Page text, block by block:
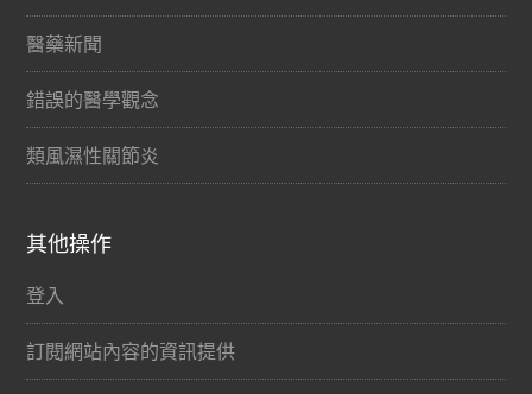
醫藥新聞
錯誤的醫學觀念
類風濕性關節炎
其他操作
登入
訂閱網站內容的資訊提供